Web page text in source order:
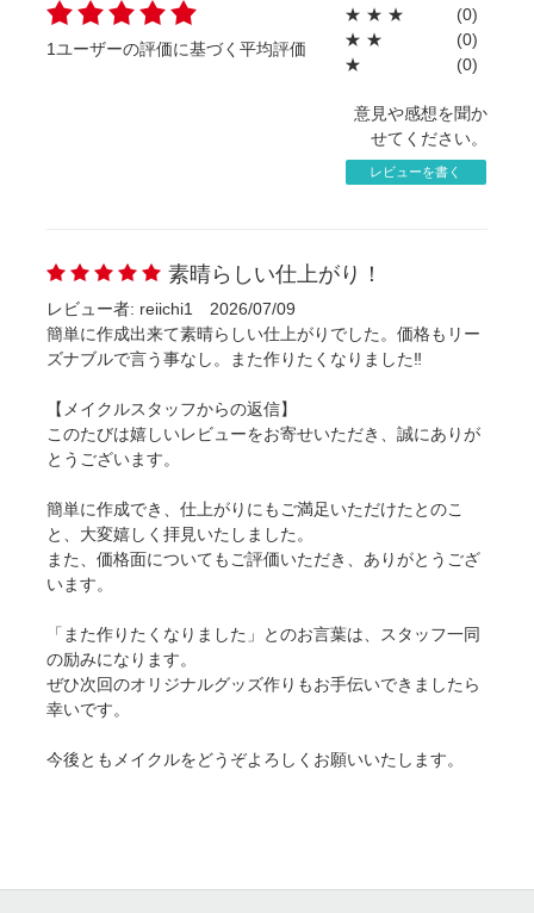
1ユーザーの評価に基づく平均評価
★ ★ ★
(0)
★ ★
(0)
★
(0)
意見や感想を聞か
せてください。
レビューを書く
素晴らしい仕上がり！
レビュー者: reiichi1
2026/07/09
簡単に作成出来て素晴らしい仕上がりでした。価格もリー
ズナブルで言う事なし。また作りたくなりました‼️
【メイクルスタッフからの返信】
このたびは嬉しいレビューをお寄せいただき、誠にありが
とうございます。
簡単に作成でき、仕上がりにもご満足いただけたとのこ
と、大変嬉しく拝見いたしました。
また、価格面についてもご評価いただき、ありがとうござ
います。
「また作りたくなりました」とのお言葉は、スタッフ一同
の励みになります。
ぜひ次回のオリジナルグッズ作りもお手伝いできましたら
幸いです。
今後ともメイクルをどうぞよろしくお願いいたします。